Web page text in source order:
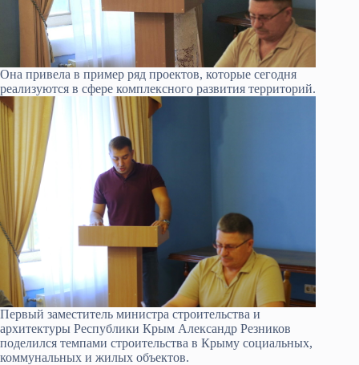
Она привела в пример ряд проектов, которые сегодня
реализуются в сфере комплексного развития территорий.
Первый заместитель министра строительства и
архитектуры Республики Крым Александр Резников
поделился темпами строительства в Крыму социальных,
коммунальных и жилых объектов.